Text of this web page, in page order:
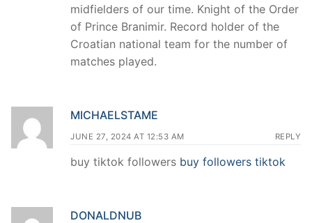
midfielders of our time. Knight of the Order
of Prince Branimir. Record holder of the
Croatian national team for the number of
matches played.
MICHAELSTAME
JUNE 27, 2024 AT 12:53 AM REPLY
buy tiktok followers buy followers tiktok
DONALDNUB